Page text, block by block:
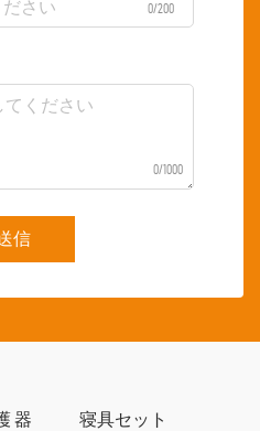
0/200
0/1000
信
器 寝具セット